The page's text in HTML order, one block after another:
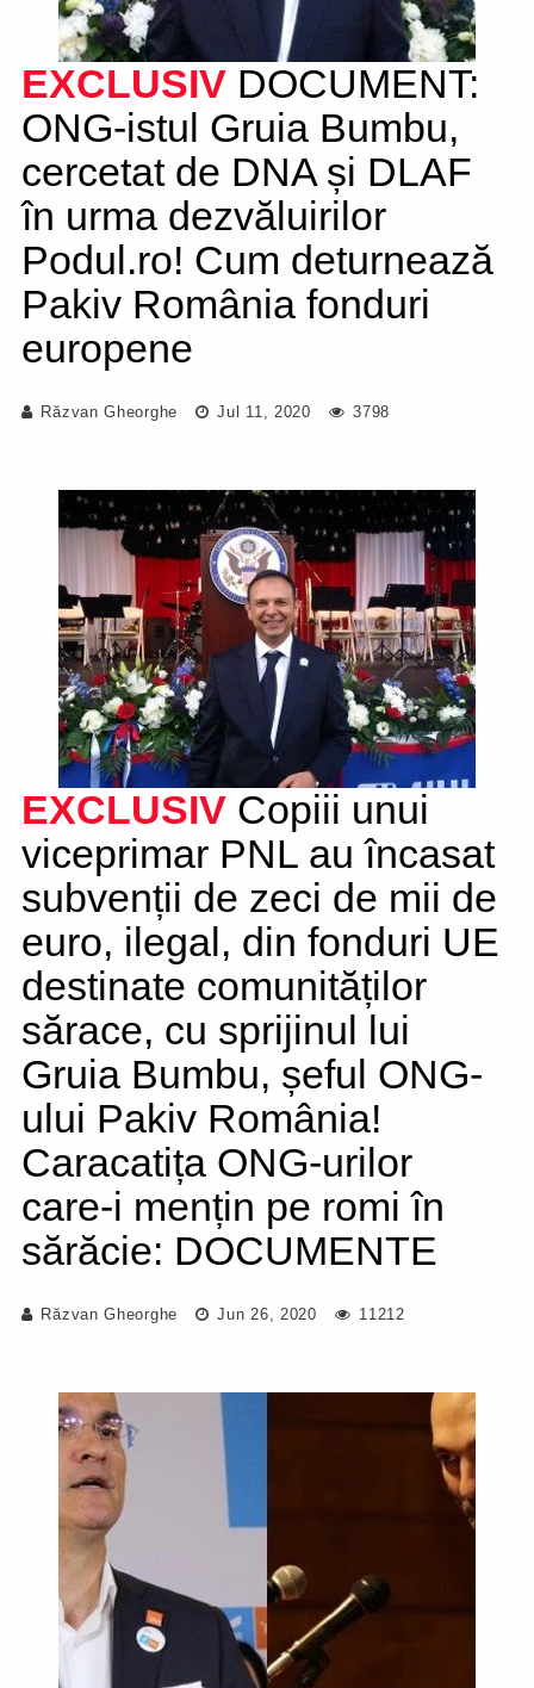
EXCLUSIV DOCUMENT:
ONG-istul Gruia Bumbu,
cercetat de DNA și DLAF
în urma dezvăluirilor
Podul.ro! Cum deturnează
Pakiv România fonduri
europene
Răzvan Gheorghe Jul 11, 2020 3798
EXCLUSIV Copiii unui
viceprimar PNL au încasat
subvenții de zeci de mii de
euro, ilegal, din fonduri UE
destinate comunităților
sărace, cu sprijinul lui
Gruia Bumbu, șeful ONG-
ului Pakiv România!
Caracatița ONG-urilor
care-i mențin pe romi în
sărăcie: DOCUMENTE
Răzvan Gheorghe Jun 26, 2020 11212